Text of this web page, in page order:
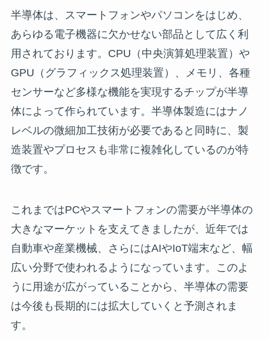
半導体は、スマートフォンやパソコンをはじめ、
あらゆる電子機器に欠かせない部品として広く利
用されております。CPU（中央演算処理装置）や
GPU（グラフィックス処理装置）、メモリ、各種
センサーなど多様な機能を実現するチップが半導
体によって作られています。半導体製造にはナノ
レベルの微細加工技術が必要であると同時に、製
造装置やプロセスも非常に複雑化しているのが特
徴です。
これまではPCやスマートフォンの需要が半導体の
大きなマーケットを支えてきましたが、近年では
自動車や産業機械、さらにはAIやIoT端末など、幅
広い分野で使われるようになっています。このよ
うに用途が広がっていることから、半導体の需要
は今後も長期的には拡大していくと予測されま
す。